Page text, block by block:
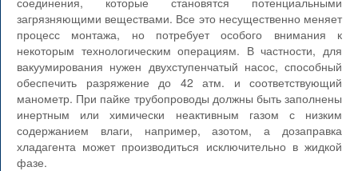
загрязняющими веществами. Все это несущественно меняет
процесс монтажа, но потребует особого внимания к
некоторым технологическим операциям. В частности, для
вакуумирования нужен двухступенчатый насос, способный
обеспечить разряжение до 42 атм. и соответствующий
манометр. При пайке трубопроводы должны быть заполнены
инертным или химически неактивным газом с низким
содержанием влаги, например, азотом, а дозаправка
хладагента может производиться исключительно в жидкой
фазе.